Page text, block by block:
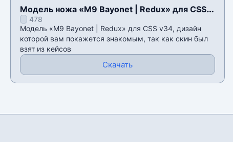
Модель ножа «M9 Bayonet | Redux» для CSS
v34478
Модель «M9 Bayonet | Redux» для CSS v34, дизайн
которой вам покажется знакомым, так как скин был
взят из кейсов
Скачать